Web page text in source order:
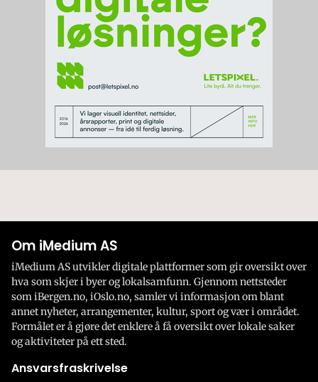
Om iMedium AS
iMedium AS utvikler digitale plattformer som gir oversikt over
hva som skjer i byer og lokalsamfunn. Gjennom nettsteder
som iBergen.no, iOslo.no, samler vi informasjon om blant
annet nyheter, arrangementer, kultur, sport og vær i området.
Formålet er å gjøre det enklere å få oversikt over lokale saker
og aktiviteter på ett sted.
Ansvarsfraskrivelse